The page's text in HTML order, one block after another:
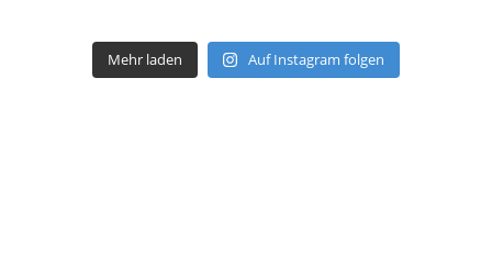
Mehr laden Auf Instagram folgen